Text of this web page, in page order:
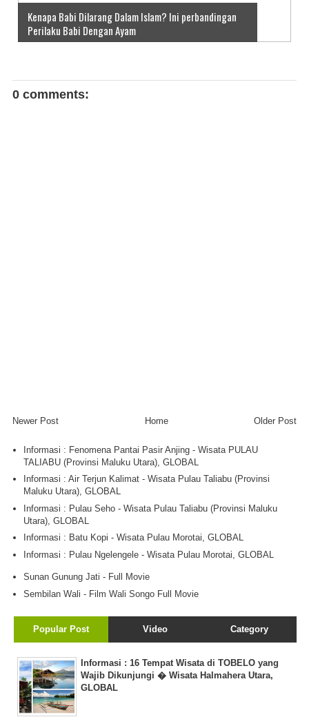
Kenapa Babi Dilarang Dalam Islam? Ini perbandingan
Perilaku Babi Dengan Ayam
0 comments:
Newer Post Older Post
Home
Informasi : Fenomena Pantai Pasir Anjing - Wisata PULAU
TALIABU (Provinsi Maluku Utara), GLOBAL
Informasi : Air Terjun Kalimat - Wisata Pulau Taliabu (Provinsi
Maluku Utara), GLOBAL
Informasi : Pulau Seho - Wisata Pulau Taliabu (Provinsi Maluku
Utara), GLOBAL
Informasi : Batu Kopi - Wisata Pulau Morotai, GLOBAL
Informasi : Pulau Ngelengele - Wisata Pulau Morotai, GLOBAL
Sunan Gunung Jati - Full Movie
Sembilan Wali - Film Wali Songo Full Movie
Popular Post Video Category
Informasi : 16 Tempat Wisata di TOBELO yang
Wajib Dikunjungi � Wisata Halmahera Utara,
GLOBAL